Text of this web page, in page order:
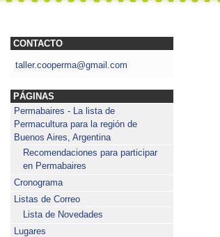
CONTACTO
taller.cooperma@gmail.com
PÁGINAS
Permabaires - La lista de
Permacultura para la región de
Buenos Aires, Argentina
Recomendaciones para participar
en Permabaires
Cronograma
Listas de Correo
Lista de Novedades
Lugares